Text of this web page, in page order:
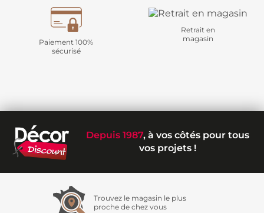
Paiement 100%
sécurisé
Retrait en
magasin
Depuis 1987, à vos côtés pour tous
vos projets !
Trouvez le magasin le plus
proche de chez vous